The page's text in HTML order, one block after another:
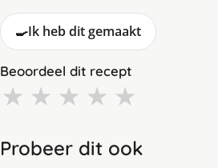
🍳Ik heb dit gemaakt
Beoordeel dit recept
★ ★ ★ ★ ★
Probeer dit ook